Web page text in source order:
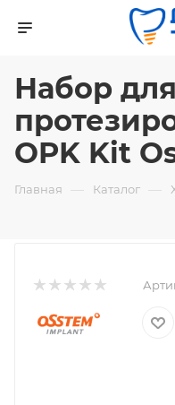
Набор для
OPK Kit
Главная — Каталог —